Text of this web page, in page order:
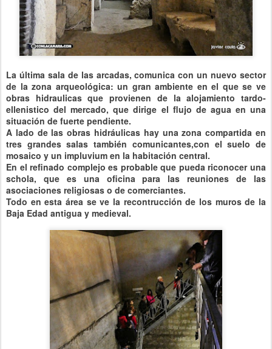
La última sala de las arcadas, comunica con un nuevo sector
de la zona arqueológica: un gran ambiente en el que se ve
obras hidraulicas que provienen de la alojamiento tardo-
ellenistico del mercado, que dirige el flujo de agua en una
situación de fuerte pendiente.
A lado de las obras hidráulicas hay una zona compartida en
tres grandes salas también comunicantes,con el suelo de
mosaico y un impluvium en la habitación central.
En el refinado complejo es probable que pueda riconocer una
schola, que es una oficina para las reuniones de las
asociaciones religiosas o de comerciantes.
Todo en esta área se ve la recontrucción de los muros de la
Baja Edad antigua y medieval.